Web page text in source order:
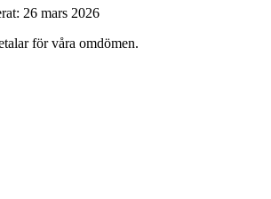
26 mars 2026
för våra omdömen.